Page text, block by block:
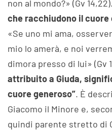
non al mondo?» (Gv 14,22).
che racchiudono il
«Se uno mi ama,
mio lo amerà, e noi
dimora presso di lui» (Gv
attribuito a Giuda,
cuore generoso”. È
Giacomo il Minore e,
quindi parente stretto di